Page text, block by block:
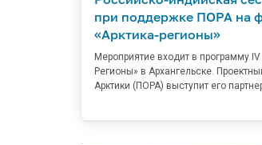
при поддержке ПОРА на
«Арктика-регионы»
Мероприятие входит в программу
Регионы» в Архангельске.
Арктики (ПОРА) выступит его